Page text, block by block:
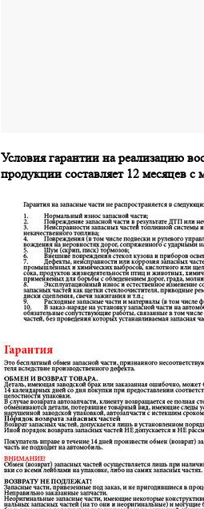
Условия гарантии на реализацию
продукции составляет 12 месяцев